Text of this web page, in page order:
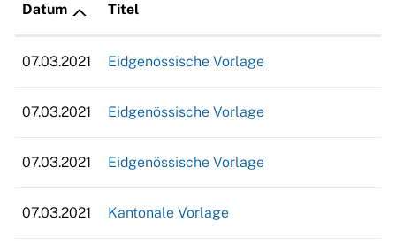
Datum Titel
07.03.2021 Eidgenössische Vorlage
07.03.2021 Eidgenössische Vorlage
07.03.2021 Eidgenössische Vorlage
07.03.2021 Kantonale Vorlage